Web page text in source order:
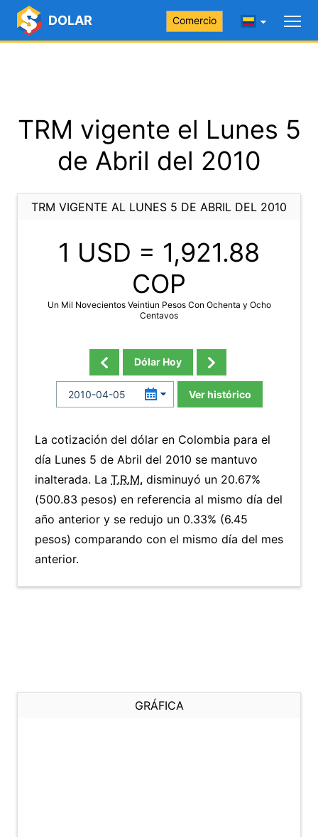
DOLAR Comercio
TRM vigente el Lunes 5
de Abril del 2010
TRM VIGENTE AL LUNES 5 DE ABRIL DEL 2010
1 USD = 1,921.88
COP
Un Mil Novecientos Veintiun Pesos Con Ochenta y Ocho
Centavos
Dólar Hoy
Ver histórico
La cotización del dólar en Colombia para el
día Lunes 5 de Abril del 2010 se mantuvo
inalterada. La T.R.M. disminuyó un 20.67%
(500.83 pesos) en referencia al mismo día del
año anterior y se redujo un 0.33% (6.45
pesos) comparando con el mismo día del mes
anterior.
GRÁFICA